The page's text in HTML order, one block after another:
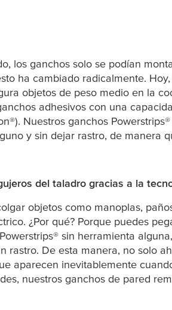
los ganchos solo se podían
ha cambiado radicalmente.
objetos de peso medio en la
adhesivos con una
Nuestros ganchos
y sin dejar rastro, de manera
del taladro gracias a la
objetos como manoplas,
¿Por qué? Porque puedes
sin herramienta
rastro. De esta manera, no solo
aparecen inevitablemente
nuestros ganchos de pared